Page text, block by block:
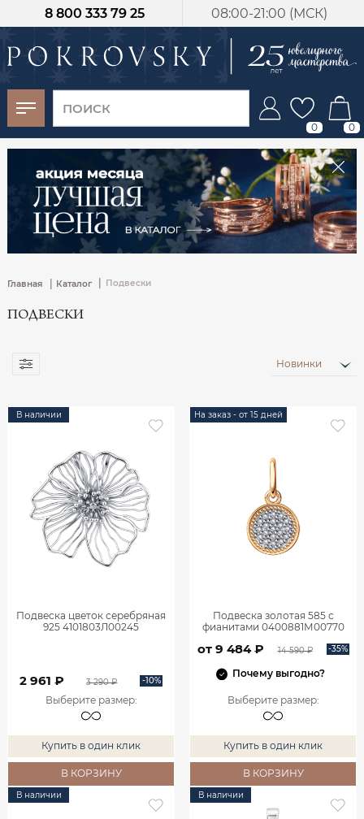
08:00-21:00 (МСК)
8 800 333 79 25
0 0
Главная | Каталог Подвески
ПОДВЕСКИ
Новинки
В наличии
Подвеска цветок серебряная
925 4101803Л00245
2 961 ₽ 3 290 ₽ -10%
Выберите размер:
Купить в один клик
В КОРЗИНУ
На заказ - от 15 дней
Подвеска золотая 585 с
фианитами 0400881М00770
от 9 484 ₽ 14 590 ₽ -35%
Почему выгодно?
Выберите размер:
Купить в один клик
В КОРЗИНУ
В наличии В наличии
-30%
от 15 дней с
момента оплаты